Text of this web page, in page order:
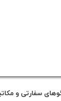
سفارتی و